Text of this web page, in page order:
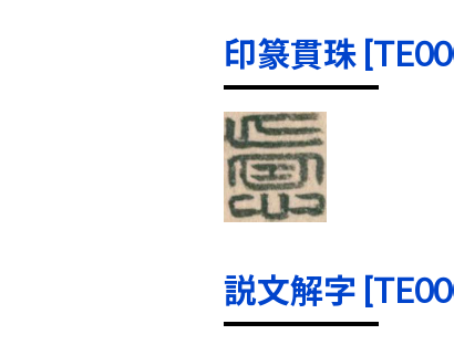
印篆貫珠
説文解字